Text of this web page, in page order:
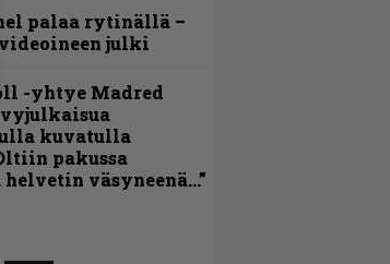
palaa rytinällä –
julki
roll -yhtye Madred
kuvatulla
pakussa
helvetin väsyneenä…”